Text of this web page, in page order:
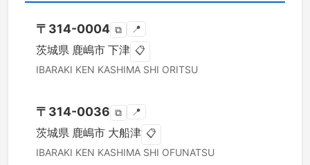
〒 314-0004 ⧉ 📍
茨城県 鹿嶋市 下津 📋
IBARAKI KEN KASHIMA SHI ORITSU
〒 314-0036 ⧉ 📍
茨城県 鹿嶋市 大船津 📋
IBARAKI KEN KASHIMA SHI OFUNATSU